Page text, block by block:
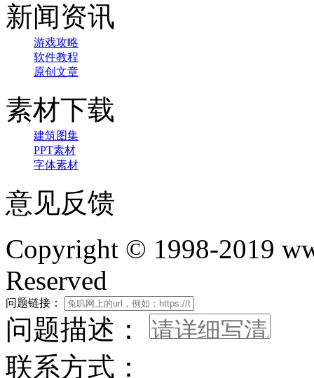
新闻资讯
游戏攻略
软件教程
原创文章
素材下载
建筑图集
PPT素材
字体素材
意见反馈
Copyright © 1998-2019
Reserved
问题链接：
问题描述：
联系方式：